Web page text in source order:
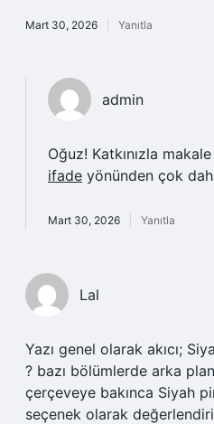
Mart 30, 2026 Yanıtla
admin
Oğuz! Katkınızla
ifade yönünden çok
Mart 30, 2026 Yanıtla
Lal
Yazı genel olarak akıcı;
? bazı bölümlerde arka
çerçeveye bakınca Siyah
seçenek olarak